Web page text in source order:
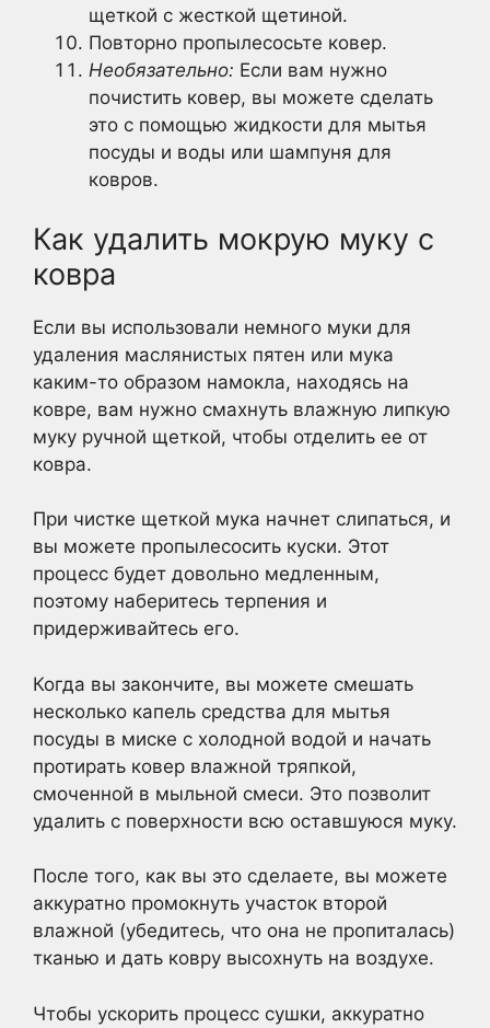
щеткой с жесткой щетиной.
Повторно пропылесосьте ковер.
Необязательно: Если вам нужно
почистить ковер, вы можете сделать
это с помощью жидкости для мытья
посуды и воды или шампуня для
ковров.
Как удалить мокрую муку с
ковра
Если вы использовали немного муки для
удаления маслянистых пятен или мука
каким-то образом намокла, находясь на
ковре, вам нужно смахнуть влажную липкую
муку ручной щеткой, чтобы отделить ее от
ковра.
При чистке щеткой мука начнет слипаться, и
вы можете пропылесосить куски. Этот
процесс будет довольно медленным,
поэтому наберитесь терпения и
придерживайтесь его.
Когда вы закончите, вы можете смешать
несколько капель средства для мытья
посуды в миске с холодной водой и начать
протирать ковер влажной тряпкой,
смоченной в мыльной смеси. Это позволит
удалить с поверхности всю оставшуюся муку.
После того, как вы это сделаете, вы можете
аккуратно промокнуть участок второй
влажной (убедитесь, что она не пропиталась)
тканью и дать ковру высохнуть на воздухе.
Чтобы ускорить процесс сушки, аккуратно